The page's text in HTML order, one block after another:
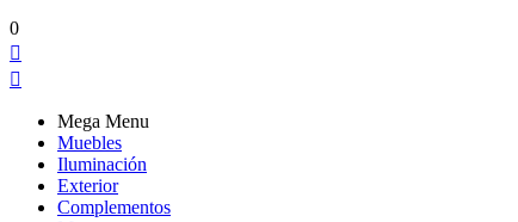
0


Mega Menu
Muebles
Iluminación
Exterior
Complementos